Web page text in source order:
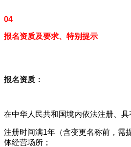
04
报名资质及要求、特别提示
报名资质：
在中华人民共和国境内依法注册、具
注册时间满1年（含变更名称前，需
体经营场所；